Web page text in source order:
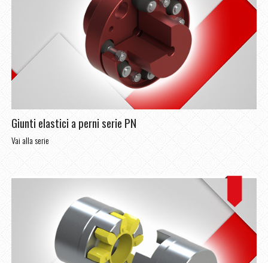
Giunti elastici a perni serie PN
Vai alla serie